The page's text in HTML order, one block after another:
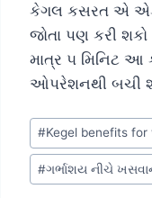
કેગલ કસરત એ એક
જોતા પણ કરી
માત્ર ૫ મિનિટ આ
ઓપરેશનથી બચી
Post
Tags:
#Kegel benefits for
#ગર્ભાશય નીચે